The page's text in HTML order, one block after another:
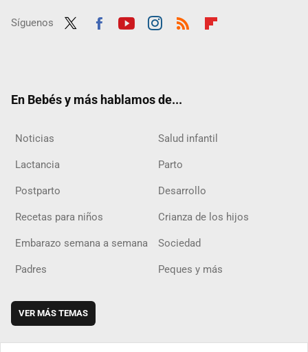
Síguenos
En Bebés y más hablamos de...
Noticias Salud infantil
Lactancia Parto
Postparto Desarrollo
Recetas para niños Crianza de los hijos
Embarazo semana a semana Sociedad
Padres Peques y más
VER MÁS TEMAS